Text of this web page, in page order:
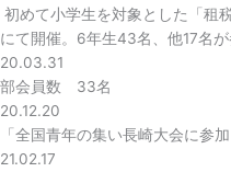
初めて小学生を対象とした「租
にて開催。6年生43名、他17名が
20.03.31
部会員数 33名
20.12.20
「全国青年の集い長崎大会に参
21.02.17